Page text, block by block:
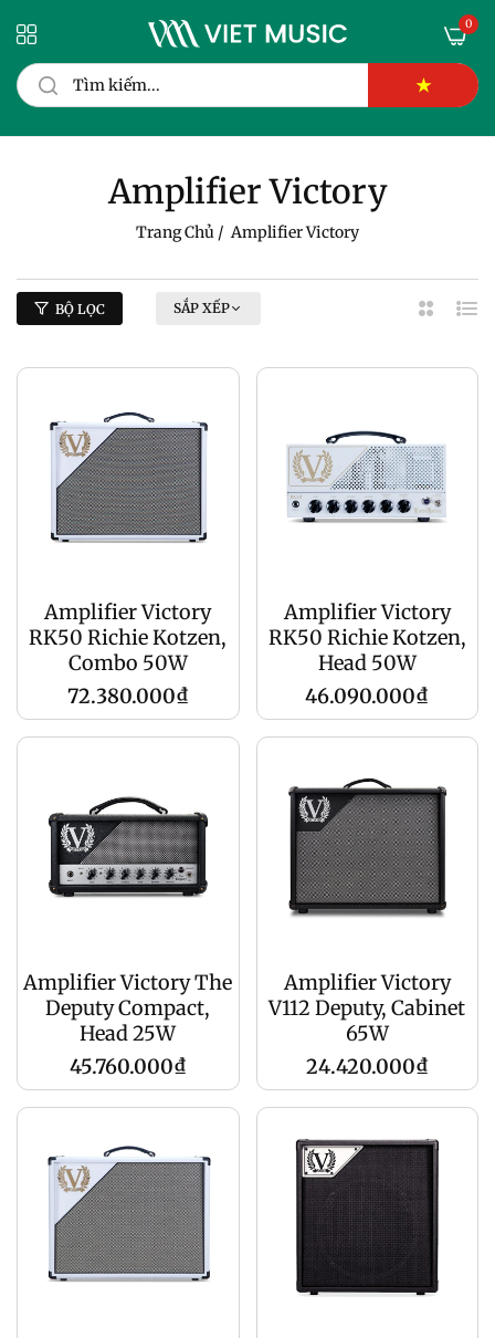
★
0
Amplifier Victory
Trang Chủ / Amplifier Victory
BỘ LỌC SẮP XẾP
2
Amplifier Victory
RK50 Richie Kotzen,
Combo 50W
Giá
72.380.000₫
Amplifier Victory
RK50 Richie Kotzen,
Head 50W
Giá
46.090.000₫
Amplifier Victory The
Deputy Compact,
Head 25W
Giá
gốc
45.760.000₫
Amplifier Victory
V112 Deputy, Cabinet
65W
Giá
gốc
24.420.000₫